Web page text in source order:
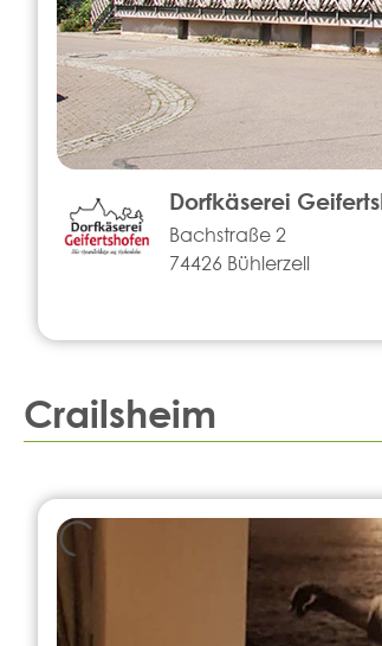
Dorfkäserei
Bachstraße 2
74426 Bühlerzell
Crailsheim